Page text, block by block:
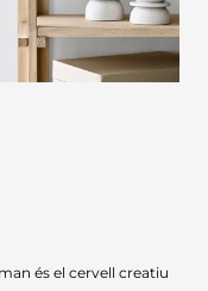
és el cervell creatiu